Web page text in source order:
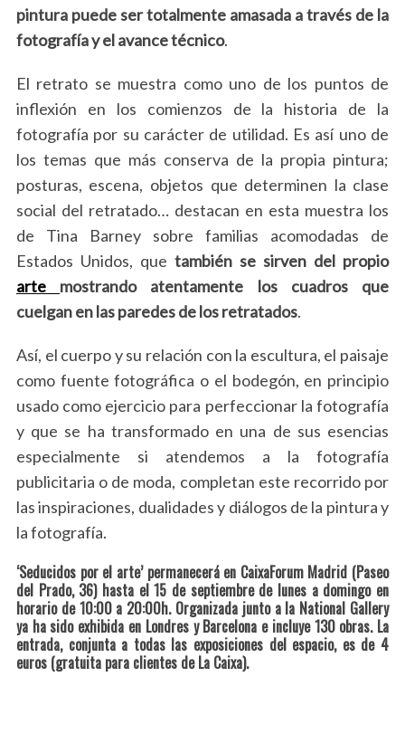
pintura puede ser totalmente amasada a través de la
fotografía y el avance técnico.
El retrato se muestra como uno de los puntos de
inflexión en los comienzos de la historia de la
fotografía por su carácter de utilidad. Es así uno de
los temas que más conserva de la propia pintura;
posturas, escena, objetos que determinen la clase
social del retratado… destacan en esta muestra los
de Tina Barney sobre familias acomodadas de
Estados Unidos, que también se sirven del propio
arte mostrando atentamente los cuadros que
cuelgan en las paredes de los retratados.
Así, el cuerpo y su relación con la escultura, el paisaje
como fuente fotográfica o el bodegón, en principio
usado como ejercicio para perfeccionar la fotografía
y que se ha transformado en una de sus esencias
especialmente si atendemos a la fotografía
publicitaria o de moda, completan este recorrido por
las inspiraciones, dualidades y diálogos de la pintura y
la fotografía.
‘Seducidos por el arte’ permanecerá en CaixaForum Madrid (Paseo
del Prado, 36) hasta el 15 de septiembre de lunes a domingo en
horario de 10:00 a 20:00h. Organizada junto a la National Gallery
ya ha sido exhibida en Londres y Barcelona e incluye 130 obras. La
entrada, conjunta a todas las exposiciones del espacio, es de 4
euros (gratuita para clientes de La Caixa).